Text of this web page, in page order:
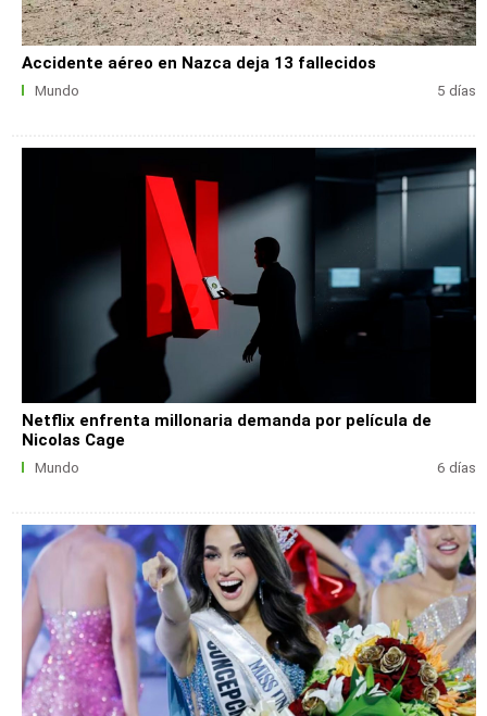
Accidente aéreo en Nazca deja 13 fallecidos
Mundo 5 días
Netflix enfrenta millonaria demanda por película de
Nicolas Cage
Mundo 6 días